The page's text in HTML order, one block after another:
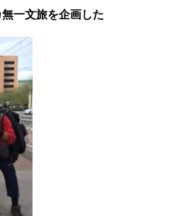
一文旅を企画した